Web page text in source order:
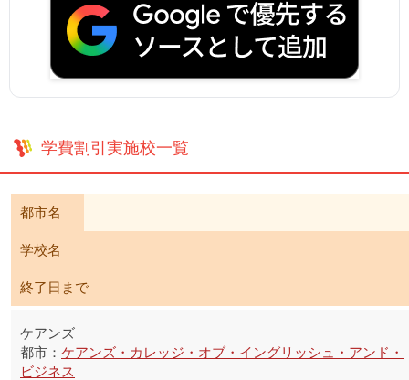
学費割引実施校一覧
都市名
学校名
終了日まで
ケアンズ
ケアンズ・カレッジ・オブ・イングリッシュ・アンド・
ビジネス